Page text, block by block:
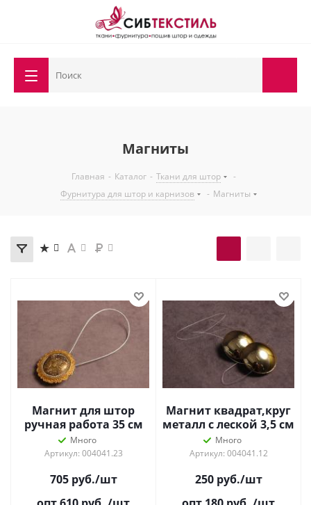
Магниты
Главная - Каталог - Ткани для штор
-
Фурнитура для штор и карнизов
- Магниты
Магнит для штор
ручная работа 35 см
Много
Артикул: 004041.23
705руб./шт
Магнит квадрат,круг
металл с леской 3,5 см
Много
Артикул: 004041.12
250руб./шт